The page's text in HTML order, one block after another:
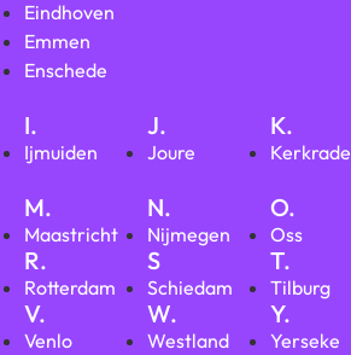
Eindhoven
Emmen
Enschede
I.
Ijmuiden
J.
Joure
K.
Kerkrade
M.
Maastricht
N.
Nijmegen
O.
Oss
R.
Rotterdam
S
Schiedam
T.
Tilburg
V.
Venlo
W.
Westland
Y.
Yerseke